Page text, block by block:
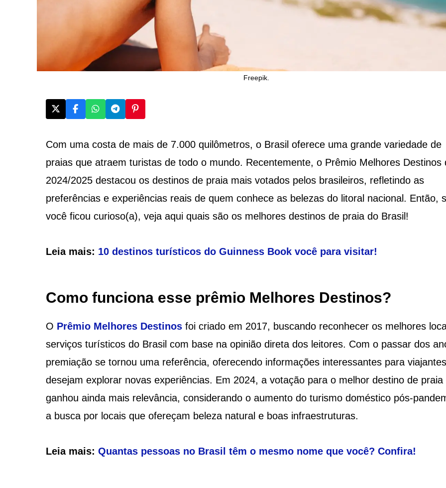
Freepik.
Com uma costa de mais de 7.000 quilômetros, o Brasil oferece uma grande variedade de
praias que atraem turistas de todo o mundo. Recentemente, o Prêmio Melhores Destinos
2024/2025 destacou os destinos de praia mais votados pelos brasileiros, refletindo as
preferências e experiências reais de quem conhece as belezas do litoral nacional. Então,
você ficou curioso(a), veja aqui quais são os melhores destinos de praia do Brasil!
Leia mais: 10 destinos turísticos do Guinness Book você para visitar!
Como funciona esse prêmio Melhores Destinos?
O Prêmio Melhores Destinosfoi criado em 2017, buscando reconhecer os melhores
serviços turísticos do Brasil com base na opinião direta dos leitores. Com o passar dos
premiação se tornou uma referência, oferecendo informações interessantes para
desejam explorar novas experiências. Em 2024, a votação para o melhor destino de praia
ganhou ainda mais relevância, considerando o aumento do turismo doméstico pós-
a busca por locais que ofereçam beleza natural e boas infraestruturas.
Leia mais: Quantas pessoas no Brasil têm o mesmo nome que você? Confira!